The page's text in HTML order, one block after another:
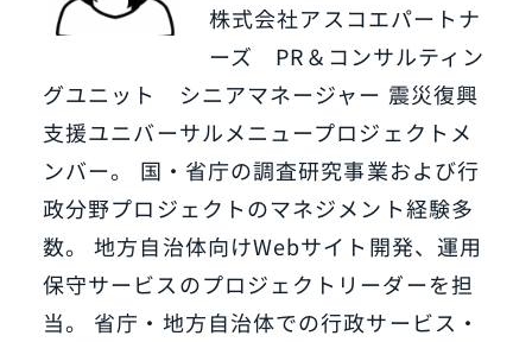
株式会社アスコエパートナ
ーズ PR＆コンサルティン
グユニット シニアマネージャー 震災復興
支援ユニバーサルメニュープロジェクトメ
ンバー。 国・省庁の調査研究事業および行
政分野プロジェクトのマネジメント経験多
数。 地方自治体向けWebサイト開発、運用
保守サービスのプロジェクトリーダーを担
当。 省庁・地方自治体での行政サービス・